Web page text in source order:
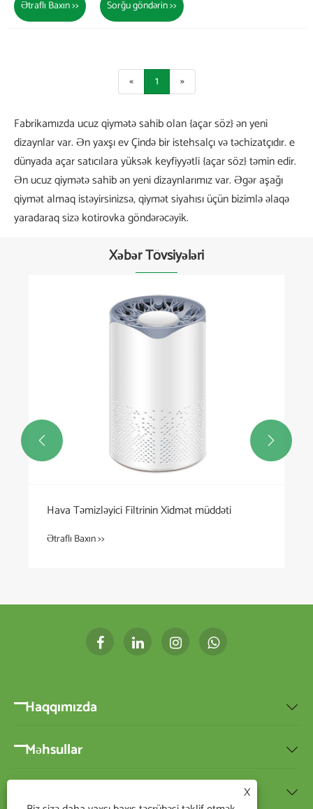
Ətraflı Baxın >> Sorğu göndərin >>
« 1 »
Fabrikamızda ucuz qiymətə sahib olan {açar söz} ən yeni
dizaynlar var. Ən yaxşı ev Çində bir istehsalçı və təchizatçıdır. e
dünyada açar satıcılara yüksək keyfiyyətli {açar söz} təmin edir.
Ən ucuz qiymətə sahib ən yeni dizaynlarımız var. Əgər aşağı
qiymət almaq istəyirsinizsə, qiymət siyahısı üçün bizimlə əlaqə
yaradaraq sizə kotirovka göndərəcəyik.
Xəbər Tövsiyələri
Hava Təmizləyici Filtrinin Xidmət müddəti
Ətraflı Baxın >>
 
Haqqımızda 
Məhsullar 

X